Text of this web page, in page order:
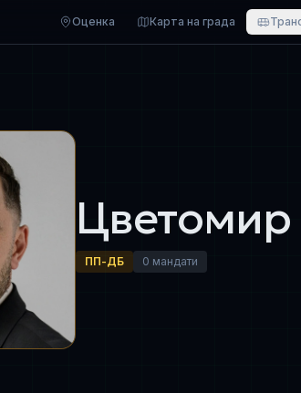
Оценка Карта на града
ПП-ДБ 0 мандати